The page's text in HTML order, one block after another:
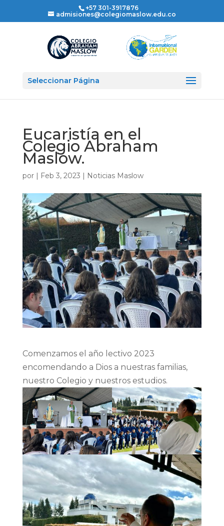
+57 301-3917876
admisiones@colegiomaslow.edu.co
Seleccionar Página
Eucaristía en el
Colegio Abraham
Maslow.
por | Feb 3, 2023 | Noticias Maslow
Comenzamos el año lectivo 2023
encomendando a Dios a nuestras familias,
nuestro Colegio y nuestros estudios.